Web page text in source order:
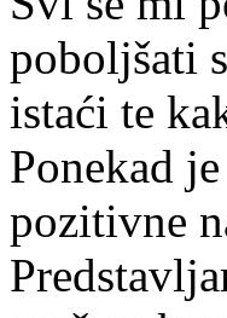
poboljšati
istaći te
Ponekad
pozitivne